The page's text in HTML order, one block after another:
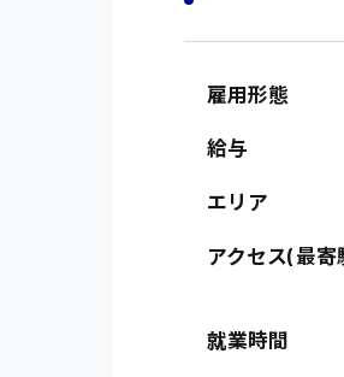
雇用形態
給与
エリア
アクセス(最寄
就業時間